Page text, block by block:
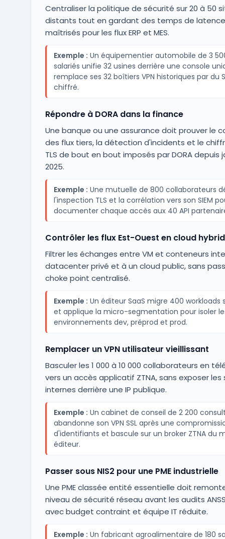
Centraliser la politique de sécurité sur 20 à 50
distants tout en gardant des temps de latence
maîtrisés pour les flux ERP et MES.
Exemple : Un équipementier automobile de 3
salariés unifie 32 usines derrière une console
remplace ses 32 boîtiers VPN historiques par du
chiffré.
Répondre à DORA dans la finance
Une banque ou une assurance doit prouver le
des flux tiers, la détection d'incidents et le
TLS de bout en bout imposés par DORA depuis
2025.
Exemple : Une mutuelle de 800 collaborateurs
l'inspection TLS et la corrélation vers son SIEM
documenter chaque accès aux 40 API
Contrôler les flux Est-Ouest en cloud
Filtrer les échanges entre VM et conteneurs
datacenter privé et à un cloud public, sans
choke point centralisé.
Exemple : Un éditeur SaaS migre 400 workloads
et applique la micro-segmentation pour isoler
environnements dev, préprod et prod.
Remplacer un VPN utilisateur vieillissant
Basculer les 1 000 à 10 000 collaborateurs en
vers un accès applicatif ZTNA, sans exposer les
internes derrière une IP publique.
Exemple : Un cabinet de conseil de 2 200
abandonne son VPN SSL après une
d'identifiants et bascule sur un broker ZTNA du
éditeur.
Passer sous NIS2 pour une PME industrielle
Une PME classée entité essentielle doit
niveau de sécurité réseau avant les audits
avec budget contraint et équipe IT réduite.
Exemple : Un fabricant agroalimentaire de 180